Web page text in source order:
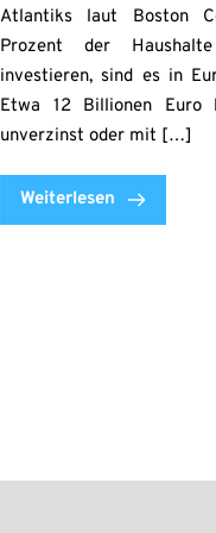
Atlantiks laut Boston
Prozent der
investieren, sind es in
Etwa 12 Billionen Euro
unverzinst oder mit […]
Weiterlesen